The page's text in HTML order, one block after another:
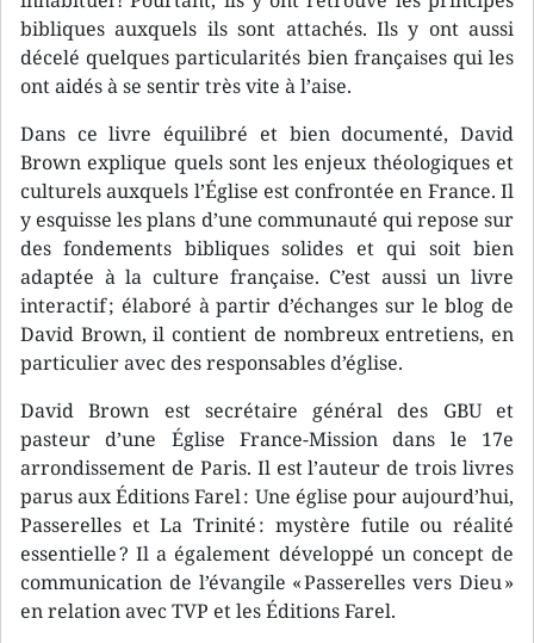
bibliques auxquels ils sont attachés. Ils y ont aussi
décelé quelques particularités bien françaises qui les
ont aidés à se sentir très vite à l’aise.
Dans ce livre équilibré et bien documenté, David
Brown explique quels sont les enjeux théologiques et
culturels auxquels l’Église est confrontée en France. Il
y esquisse les plans d’une communauté qui repose sur
des fondements bibliques solides et qui soit bien
adaptée à la culture française. C’est aussi un livre
interactif ; élaboré à partir d’échanges sur le blog de
David Brown, il contient de nombreux entretiens, en
particulier avec des responsables d’église.
David Brown est secrétaire général des GBU et
pasteur d’une Église France-Mission dans le 17e
arrondissement de Paris. Il est l’auteur de trois livres
parus aux Éditions Farel : Une église pour aujourd’hui,
Passerelles et La Trinité : mystère futile ou réalité
essentielle ? Il a également développé un concept de
communication de l’évangile « Passerelles vers Dieu »
en relation avec TVP et les Éditions Farel.